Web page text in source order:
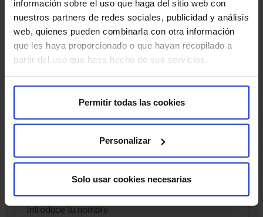
información sobre el uso que haga del sitio web con
nuestros partners de redes sociales, publicidad y análisis
web, quienes pueden combinarla con otra información
que les haya proporcionado o que hayan recopilado a
partir del uso que haya hecho de sus servicios.
Permitir todas las cookies
Personalizar
Solo usar cookies necesarias
Leer más
Suscríbete y cuida tu salud
Recibe contenido exclusivo sobre prevención de la salud
y tratamientos. La mejor forma de cuidar tu bienestar
Nombre *